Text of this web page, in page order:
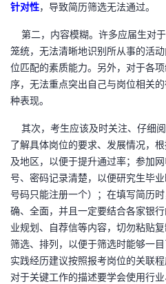
针对性，导致简历筛选无法通过。
第二，内容模糊。许多应届生对
笼统，无法清晰地识别所从事的活
位匹配的素质能力。另外，对于各
序，无法重点突出自己与岗位相关
种表现。
其次，考生应该及时关注、仔细阅
了解具体岗位的要求、发展情况，
及地区，以便于提升通过率；参加
号、密码记录清楚，以便研究生毕
号码只能注册一个）；在填写简历
确、全面，并且一定要结合各家银
业规划、自荐信等内容，切勿粘贴
筛选、排列，以便于筛选时能够一
实践经历建议按照报考岗位的关联
对于关键工作的描述要学会使用行